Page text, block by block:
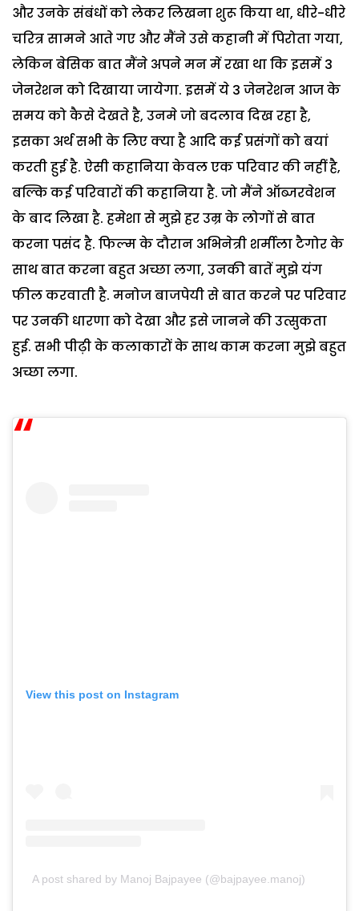
और उनके संबंधों को लेकर लिखना शुरू किया था, धीरे-धीरे
चरित्र सामने आते गए और मैंने उसे कहानी में पिरोता गया,
लेकिन बेसिक बात मैंने अपने मन में रखा था कि इसमें 3
जेनरेशन को दिखाया जायेगा. इसमें ये 3 जेनरेशन आज के
समय को कैसे देखते है, उनमे जो बदलाव दिख रहा है,
इसका अर्थ सभी के लिए क्या है आदि कई प्रसंगों को बयां
करती हुई है. ऐसी कहानिया केवल एक परिवार की नहीं है,
बल्कि कई परिवारों की कहानिया है. जो मैंने ऑब्जरवेशन
के बाद लिखा है. हमेशा से मुझे हर उम्र के लोगों से बात
करना पसंद है. फिल्म के दौरान अभिनेत्री शर्मीला टैगोर के
साथ बात करना बहुत अच्छा लगा, उनकी बातें मुझे यंग
फील करवाती है. मनोज बाजपेयी से बात करने पर परिवार
पर उनकी धारणा को देखा और इसे जानने की उत्सुकता
हुई. सभी पीढ़ी के कलाकारों के साथ काम करना मुझे बहुत
अच्छा लगा.
View this post on Instagram
A post shared by Manoj Bajpayee (@bajpayee.manoj)